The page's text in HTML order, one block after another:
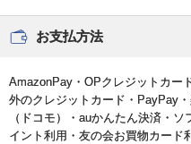
お支払方法
AmazonPay・OPクレジットカー
外のクレジットカード・PayPay
（ドコモ）・auかんたん決済・
イント利用・友の会お買物カード